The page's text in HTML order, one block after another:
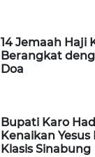
14 Jemaah Haji
Berangkat
Doa
Bupati Karo
Kenaikan
Klasis Sinabung